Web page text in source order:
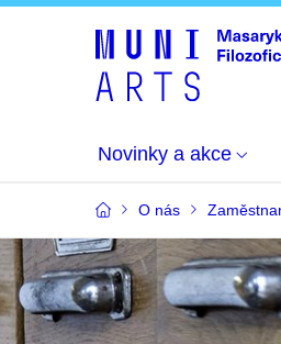
Novinky a akce
O nás